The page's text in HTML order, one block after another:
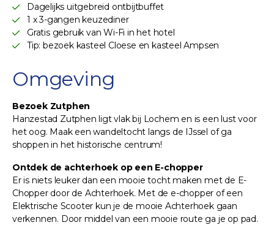
Dagelijks uitgebreid ontbijtbuffet
1 x 3-gangen keuzediner
Gratis gebruik van Wi-Fi in het hotel
Tip: bezoek kasteel Cloese en kasteel Ampsen
Omgeving
Bezoek Zutphen
Hanzestad Zutphen ligt vlak bij Lochem en is een lust voor
het oog. Maak een wandeltocht langs de IJssel of ga
shoppen in het historische centrum!
Ontdek de achterhoek op een E-chopper
Er is niets leuker dan een mooie tocht maken met de E-
Chopper door de Achterhoek. Met de e-chopper of een
Elektrische Scooter kun je de mooie Achterhoek gaan
verkennen. Door middel van een mooie route ga je op pad.